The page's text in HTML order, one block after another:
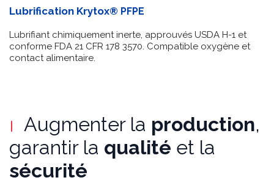
Lubrification Krytox® PFPE
Lubrifiant chimiquement inerte, approuvés USDA H-1 et
conforme FDA 21 CFR 178 3570. Compatible oxygène et
contact alimentaire.
Augmenter la production,
garantir la qualité et la
sécurité